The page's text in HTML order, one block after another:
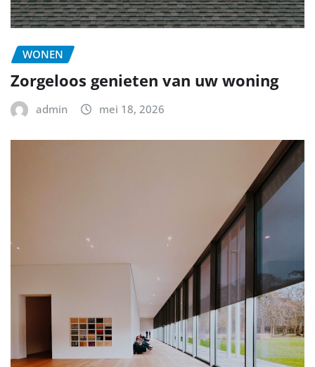
WONEN
Zorgeloos genieten van uw woning
admin mei 18, 2026